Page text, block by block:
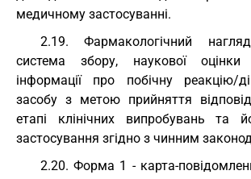
медичному застосуванні.
2.19. Фармакологічний
система збору, наукової
інформації про побічну реакцію/
засобу з метою прийняття
етапі клінічних випробувань та
застосування згідно з чинним
2.20. Форма 1 - карта-